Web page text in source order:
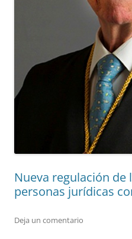
Nueva regulación de
personas jurídicas
Deja un comentario